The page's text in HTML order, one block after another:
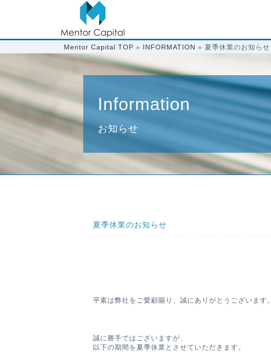
Mentor Capital TOP » INFORMATION » 夏季休業のお知らせ
Information
お知らせ
夏季休業のお知らせ
平素は弊社をご愛顧賜り、誠にありがとうございます。
誠に勝手ではございますが、
以下の期間を夏季休業とさせていただきます。